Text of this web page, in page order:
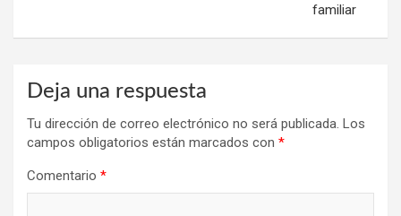
familiar
Deja una respuesta
Tu dirección de correo electrónico no será publicada. Los
campos obligatorios están marcados con *
Comentario *